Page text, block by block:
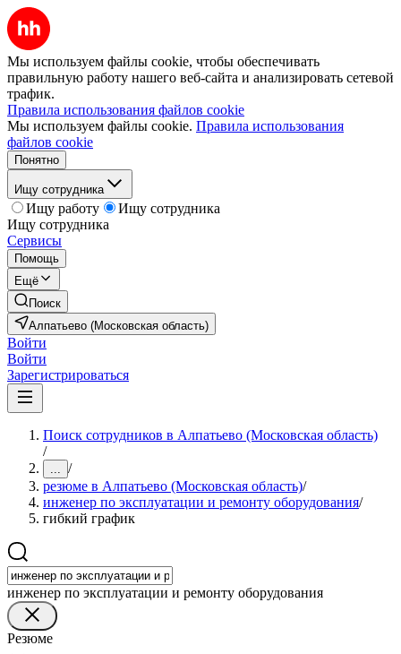
Мы используем файлы cookie, чтобы обеспечивать
правильную работу нашего веб-сайта и анализировать сетевой
трафик.
Правила использования файлов cookie
Мы используем файлы cookie. Правила использования
файлов cookie
Понятно
Ищу сотрудника
Ищу работу
Ищу сотрудника
Ищу сотрудника
Сервисы
Помощь
Ещё
Поиск
Алпатьево (Московская область)
Войти
Войти
Зарегистрироваться
Поиск сотрудников в Алпатьево (Московская область)
/
... /
резюме в Алпатьево (Московская область)/
инженер по эксплуатации и ремонту оборудования/
гибкий график
инженер по эксплуатации и ремонту оборудования
Резюме